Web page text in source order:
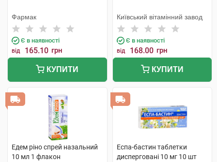
Фармак
Є в наявності
від 165.10 грн
КУПИТИ
Київський вітамінний завод
Є в наявності
від 168.00 грн
КУПИТИ
Едем ріно спрей назальний
10 мл 1 флакон
Еспа-бастин таблетки
дисперговані 10 мг 10 шт